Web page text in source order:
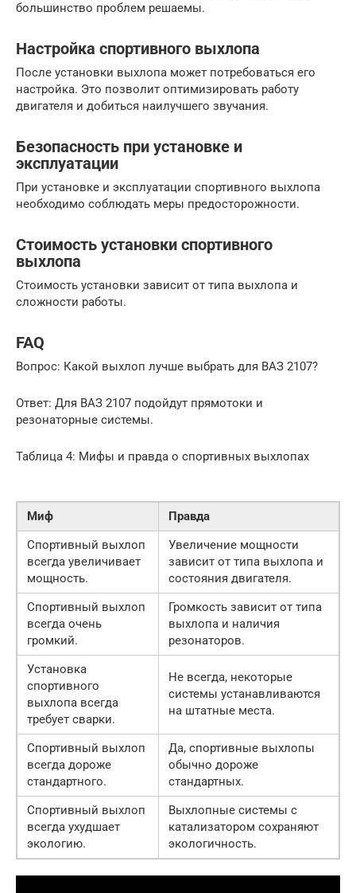
большинство проблем решаемы.
Настройка спортивного выхлопа
После установки выхлопа может потребоваться его
настройка. Это позволит оптимизировать работу
двигателя и добиться наилучшего звучания.
Безопасность при установке и
эксплуатации
При установке и эксплуатации спортивного выхлопа
необходимо соблюдать меры предосторожности.
Стоимость установки спортивного
выхлопа
Стоимость установки зависит от типа выхлопа и
сложности работы.
FAQ
Вопрос: Какой выхлоп лучше выбрать для ВАЗ 2107?
Ответ: Для ВАЗ 2107 подойдут прямотоки и
резонаторные системы.
Таблица 4: Мифы и правда о спортивных выхлопах
Миф
Правда
Спортивный выхлоп
всегда увеличивает
мощность.
Увеличение мощности
зависит от типа выхлопа и
состояния двигателя.
Спортивный выхлоп
всегда очень
громкий.
Громкость зависит от типа
выхлопа и наличия
резонаторов.
Установка
спортивного
выхлопа всегда
требует сварки.
Не всегда, некоторые
системы устанавливаются
на штатные места.
Спортивный выхлоп
всегда дороже
стандартного.
Да, спортивные выхлопы
обычно дороже
стандартных.
Спортивный выхлоп
всегда ухудшает
экологию.
Выхлопные системы с
катализатором сохраняют
экологичность.